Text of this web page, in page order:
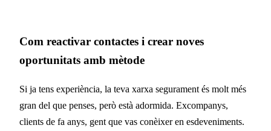
Com reactivar contactes i crear noves
oportunitats amb mètode
Si ja tens experiència, la teva xarxa segurament és molt més
gran del que penses, però està adormida. Excompanys,
clients de fa anys, gent que vas conèixer en esdeveniments.